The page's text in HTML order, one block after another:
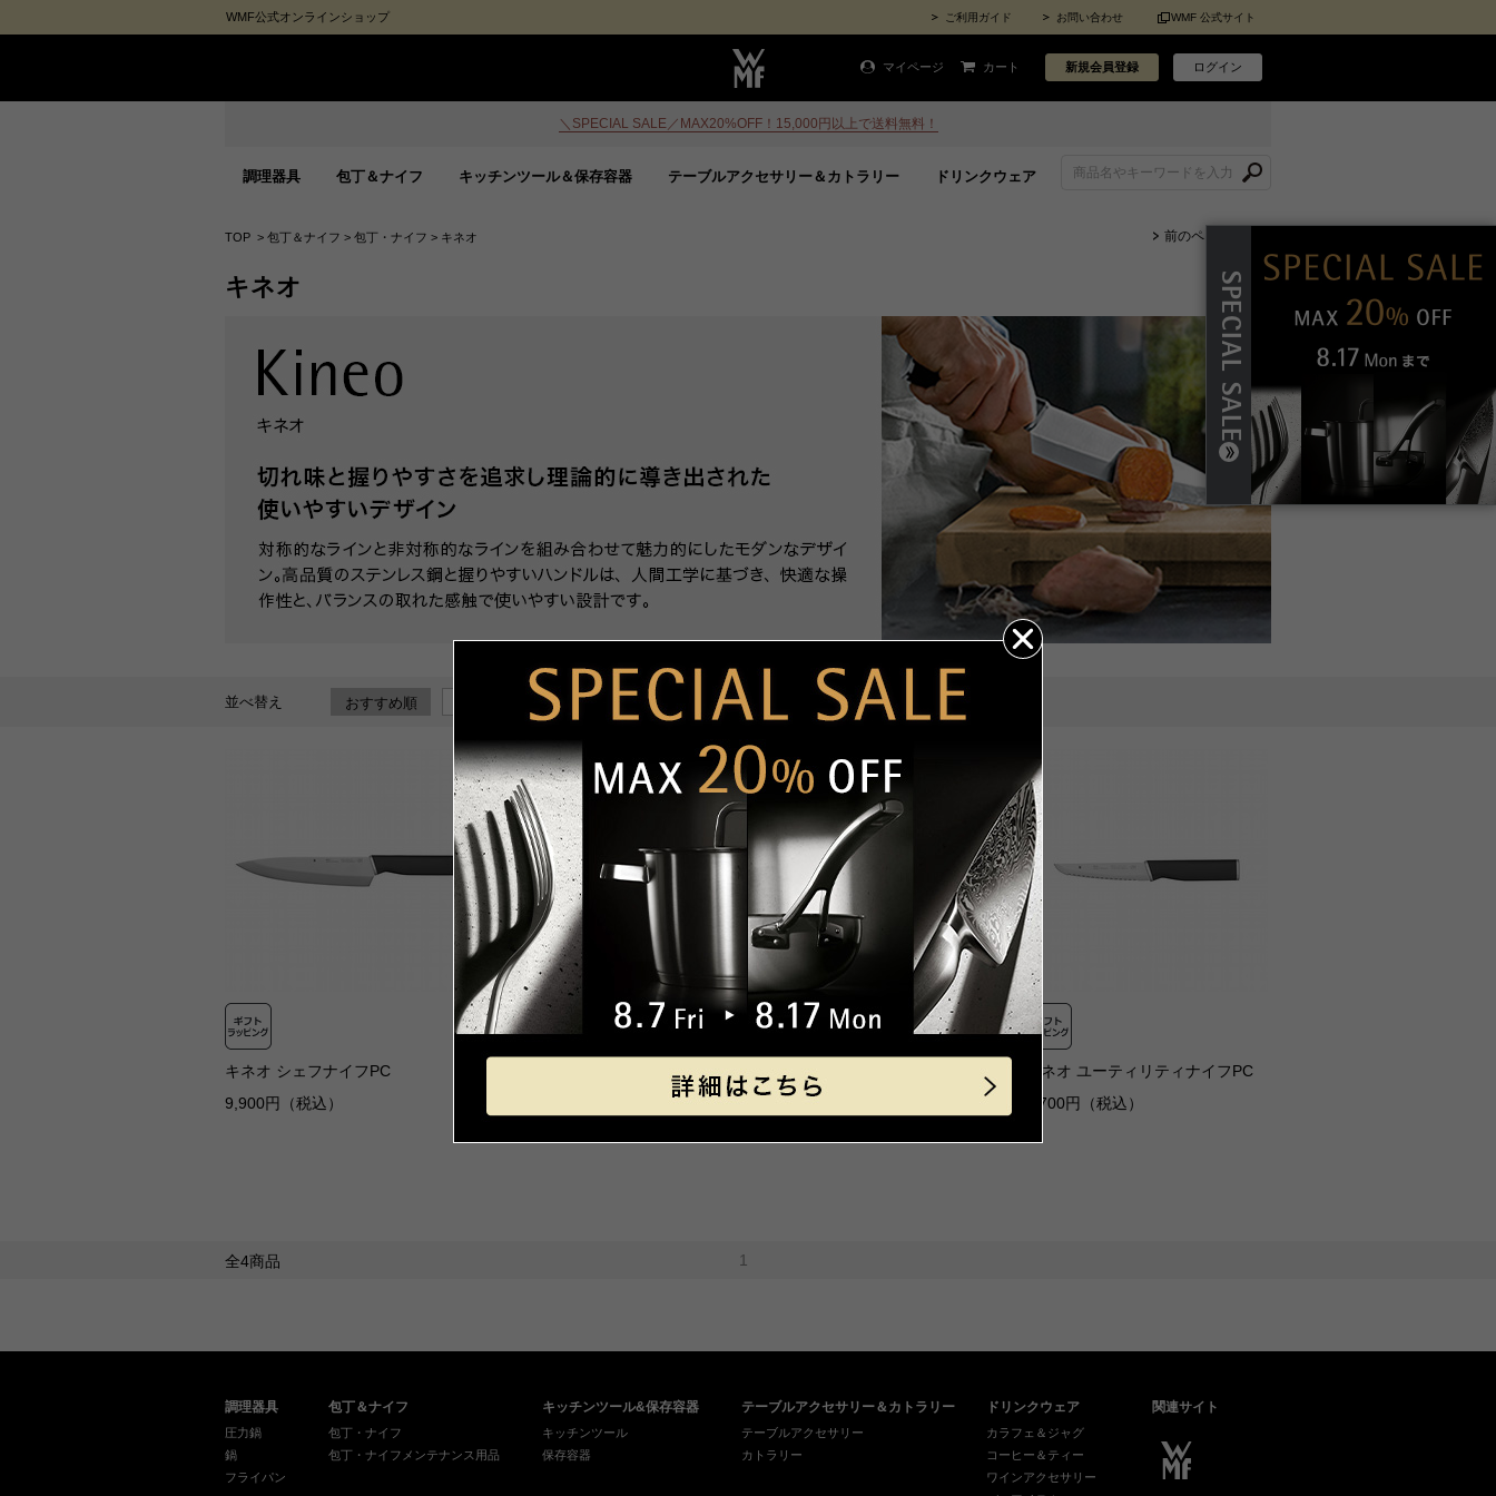
WMF公式オンラインショップ ご利用ガイド お問い合わせ WMF 公式サイト
マイページ カート 新規会員登録 ログイン
＼SPECIAL SALE／MAX20%OFF！15,000円以上で送料無料！
調理器具 包丁＆ナイフ キッチンツール＆保存容器 テーブルアクセサリー＆カトラリー ドリンクウェア
SPECIAL SALE
TOP > 包丁＆ナイフ > 包丁・ナイフ > キネオ 前のページに戻る
キネオ
並べ替え おすすめ順 人気順 価格順
キネオ シェフナイフPC
9,900円（税込）
キネオ ユーティリティナイフPC
7,700円（税込）
全4商品 1
調理器具
圧力鍋
鍋
フライパン
包丁＆ナイフ
包丁・ナイフ
包丁・ナイフメンテナンス用品
キッチンツール&保存容器
キッチンツール
保存容器
テーブルアクセサリー＆カトラリー
テーブルアクセサリー
カトラリー
ドリンクウェア
カラフェ＆ジャグ
コーヒー＆ティー
ワインアクセサリー
関連サイト